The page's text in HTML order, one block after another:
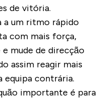
de vitória.
a um ritmo rápido
com mais força,
mude de direcção
assim reagir mais
equipa contrária.
importante é para